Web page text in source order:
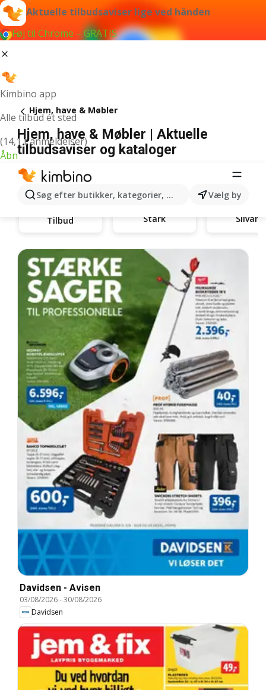
Aktuelle tilbudsaviser lige ved hånden
Føj til Chrome – GRATIS
Kimbino app
Alle tilbud ét sted
(14,1 t anmeldelser)
Åbn
Søg efter butikker, kategorier, produkter...Vælg by
Hjem, have & Møbler
Hjem, have & Møbler | Aktuelle
tilbudsaviser og kataloger
Tilbud Stark Silvan
Davidsen - Avisen
03/08/2026-30/08/2026
Davidsen